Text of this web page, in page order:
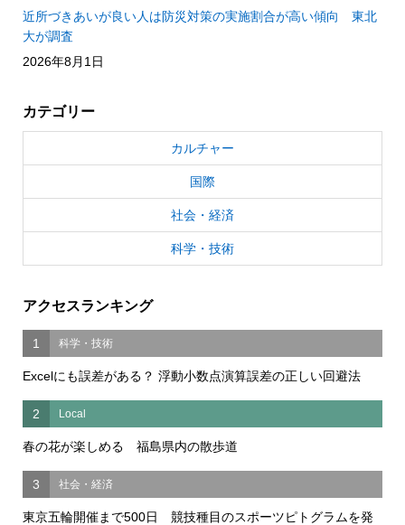
近所づきあいが良い人は防災対策の実施割合が高い傾向 東北
大が調査
2026年8月1日
カテゴリー
カルチャー
国際
社会・経済
科学・技術
アクセスランキング
1 科学・技術
Excelにも誤差がある？ 浮動小数点演算誤差の正しい回避法
2 Local
春の花が楽しめる 福島県内の散歩道
3 社会・経済
東京五輪開催まで500日 競技種目のスポーツピトグラムを発